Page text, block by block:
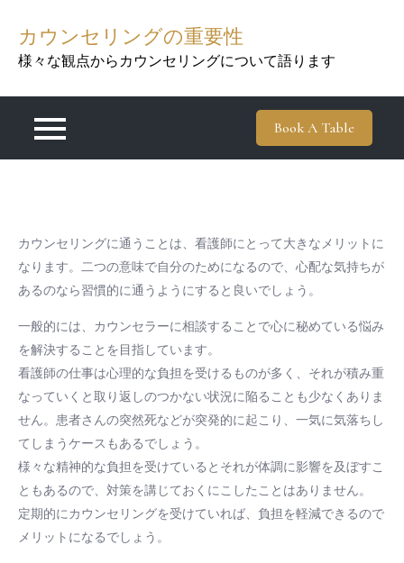
content
カウンセリングの重要性
様々な観点からカウンセリングについて語ります
Book A Table
カウンセリングに通うことは、看護師にとって大きなメリットに
なります。二つの意味で自分のためになるので、心配な気持ちが
あるのなら習慣的に通うようにすると良いでしょう。
一般的には、カウンセラーに相談することで心に秘めている悩み
を解決することを目指しています。
看護師の仕事は心理的な負担を受けるものが多く、それが積み重
なっていくと取り返しのつかない状況に陥ることも少なくありま
せん。患者さんの突然死などが突発的に起こり、一気に気落ちし
てしまうケースもあるでしょう。
様々な精神的な負担を受けているとそれが体調に影響を及ぼすこ
ともあるので、対策を講じておくにこしたことはありません。
定期的にカウンセリングを受けていれば、負担を軽減できるので
メリットになるでしょう。